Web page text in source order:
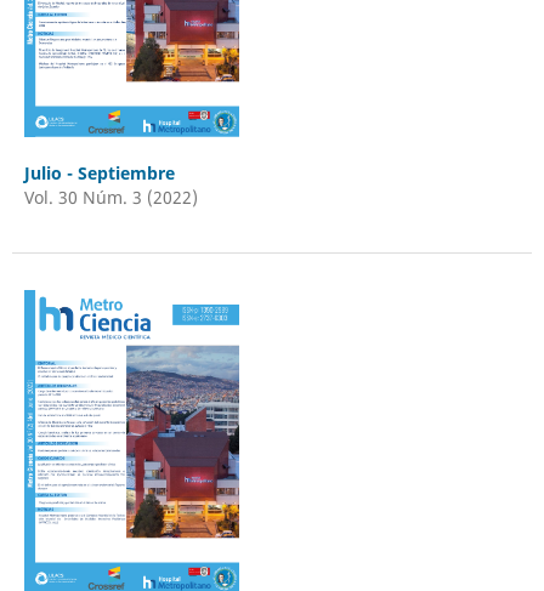
Julio - Septiembre
Vol. 30 Núm. 3 (2022)